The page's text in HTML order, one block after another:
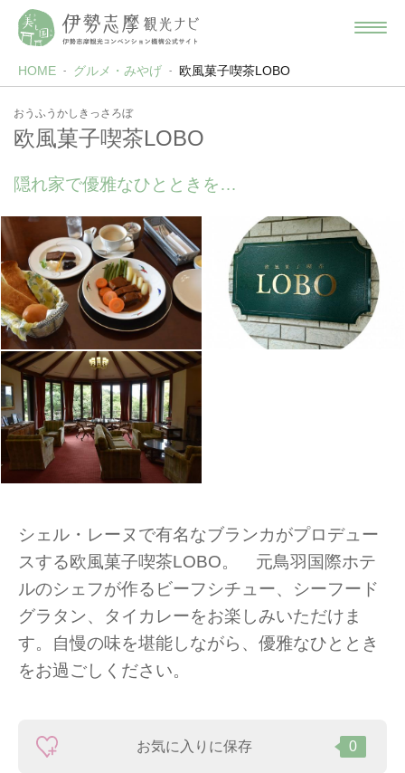
HOME グルメ・みやげ 欧風菓子喫茶LOBO
おうふうかしきっさろぼ
欧風菓子喫茶LOBO
隠れ家で優雅なひとときを…
シェル・レーヌで有名なブランカがプロデュー
スする欧風菓子喫茶LOBO。 元鳥羽国際ホテ
ルのシェフが作るビーフシチュー、シーフード
グラタン、タイカレーをお楽しみいただけま
す。自慢の味を堪能しながら、優雅なひととき
をお過ごしください。
お気に入りに保存 0